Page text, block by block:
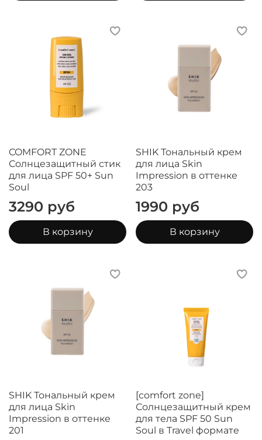
COMFORT ZONE
Солнцезащитный стик
для лица SPF 50+ Sun
Soul
3290 руб
В корзину
SHIK Тональный крем
для лица Skin
Impression в оттенке
203
1990 руб
В корзину
SHIK Тональный крем
для лица Skin
Impression в оттенке
201
[comfort zone]
Солнцезащитный крем
для тела SPF 50 Sun
Soul в Travel формате